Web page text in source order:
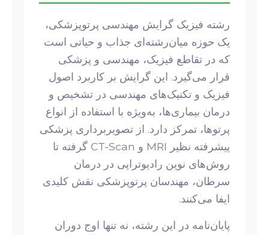
رشته فیزیک گرایش مهندسی پرتوپزشکی،
یک حوزه میان‌رشته‌ای جذاب و حیاتی است
که در تقاطع فیزیک، مهندسی و پزشکی
قرار می‌گیرد. این گرایش بر کاربرد اصول
فیزیک و تکنیک‌های مهندسی در تشخیص و
درمان بیماری‌ها، به‌ویژه با استفاده از انواع
پرتوها، تمرکز دارد. از تصویربرداری پزشکی
پیشرفته نظیر MRI و CT-Scan گرفته تا
روش‌های نوین رادیوتراپی در درمان
سرطان، مهندسان پرتوپزشکی نقش کلیدی
ایفا می‌کنند.
پایان‌نامه در این رشته، نه تنها اوج دوران